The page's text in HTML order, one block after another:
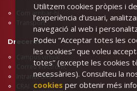
Com arribar-hi
Transport
Dreceres
Campus virtual
Correu electrònic
Intranet URV
CRAI
Utilitzem cookies pròpies i
l’experiència d’usuari,
navegació al web i
Podeu “Acceptar totes les
les cookies” que voleu
totes” (excepte les cookies
necessàries). Consulteu la
cookies per obtenir més